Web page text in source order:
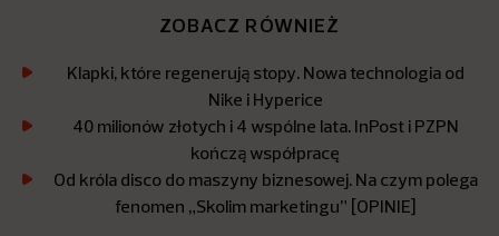
ZOBACZ RÓWNIEŻ
Klapki, które regenerują stopy. Nowa technologia od
Nike i Hyperice
40 milionów złotych i 4 wspólne lata. InPost i PZPN
kończą współpracę
Od króla disco do maszyny biznesowej. Na czym polega
fenomen „Skolim marketingu” [OPINIE]